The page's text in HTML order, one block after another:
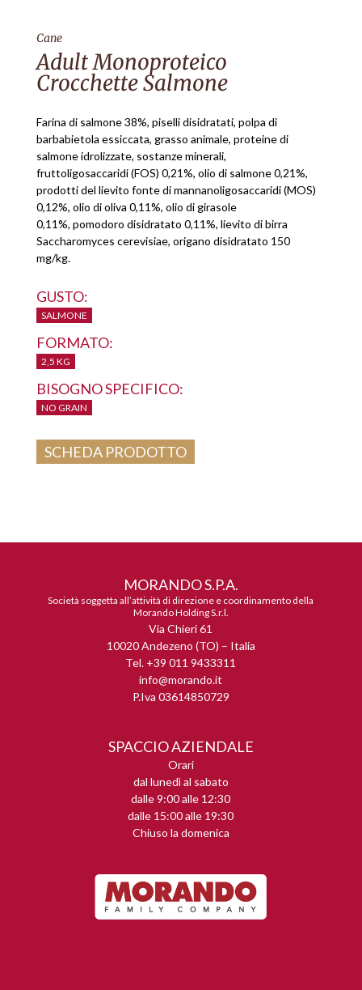
Cane
Adult Monoproteico
Crocchette Salmone
Farina di salmone 38%, piselli disidratati, polpa di
barbabietola essiccata, grasso animale, proteine di
salmone idrolizzate, sostanze minerali,
fruttoligosaccaridi (FOS) 0,21%, olio di salmone 0,21%,
prodotti del lievito fonte di mannanoligosaccaridi (MOS)
0,12%, olio di oliva 0,11%, olio di girasole
0,11%, pomodoro disidratato 0,11%, lievito di birra
Saccharomyces cerevisiae, origano disidratato 150
mg/kg.
GUSTO:
SALMONE
FORMATO:
2,5 KG
BISOGNO SPECIFICO:
NO GRAIN
SCHEDA PRODOTTO
MORANDO S.P.A.
Società soggetta all’attività di direzione e coordinamento della
Morando Holding S.r.l.
Via Chieri 61
10020 Andezeno (TO) – Italia
Tel. +39 011 9433311
info@morando.it
P.Iva 03614850729
SPACCIO AZIENDALE
Orari
dal lunedì al sabato
dalle 9:00 alle 12:30
dalle 15:00 alle 19:30
Chiuso la domenica